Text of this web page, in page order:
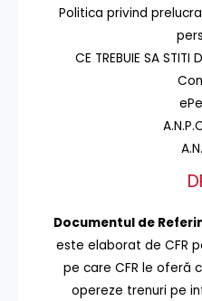
Politica privind
CE TREBUIE SA STITI
Documentul de
este elaborat de CFR
pe care CFR le oferă
opereze trenuri pe